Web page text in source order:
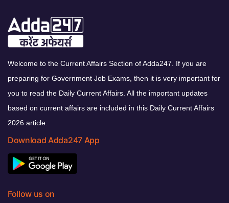
Welcome to the Current Affairs Section of Adda247. If you are
preparing for Government Job Exams, then it is very important for
you to read the Daily Current Affairs. All the important updates
based on current affairs are included in this Daily Current Affairs
2026 article.
Download Adda247 App
Follow us on